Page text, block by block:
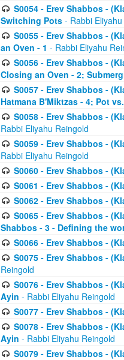
S0054 - Erev Shabbos -
Switching Pots - Rabbi
S0055 - Erev Shabbos -
an Oven - 1 - Rabbi Eliyahu
S0056 - Erev Shabbos -
Closing an Oven - 2;
S0057 - Erev Shabbos -
Hatmana B'Miktzas - 4; Pot
S0058 - Erev Shabbos -
Rabbi Eliyahu Reingold
S0059 - Erev Shabbos -
Rabbi Eliyahu Reingold
S0060 - Erev Shabbos -
S0061 - Erev Shabbos -
S0062 - Erev Shabbos -
S0065 - Erev Shabbos -
Shabbos - 3 - Defining the
S0066 - Erev Shabbos -
S0075 - Erev Shabbos -
Reingold
S0076 - Erev Shabbos -
Ayin - Rabbi Eliyahu Reingold
S0077 - Erev Shabbos -
S0078 - Erev Shabbos -
Ayin - Rabbi Eliyahu Reingold
S0079 - Erev Shabbos -